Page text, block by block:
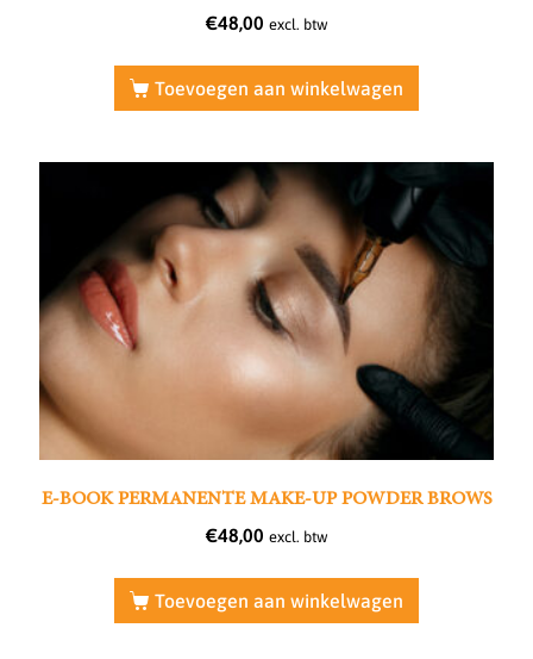
€48,00 excl. btw
Toevoegen aan winkelwagen
E-BOOK PERMANENTE MAKE-UP POWDER BROWS
€48,00 excl. btw
Toevoegen aan winkelwagen